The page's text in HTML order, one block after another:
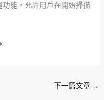
功能，允許用戶在開始掃描
下一篇文章 →